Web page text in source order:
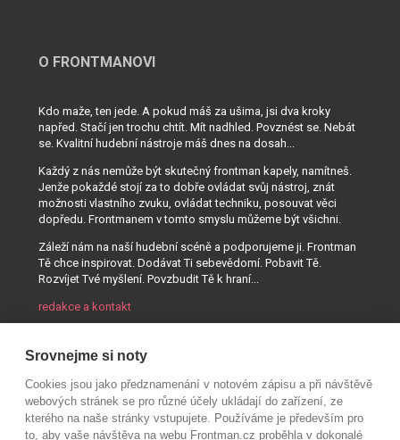
O FRONTMANOVI
Kdo maže, ten jede. A pokud máš za ušima, jsi dva kroky
napřed. Stačí jen trochu chtít. Mít nadhled. Povznést se. Nebát
se. Kvalitní hudební nástroje máš dnes na dosah...
Každý z nás nemůže být skutečný frontman kapely, namítneš.
Jenže pokaždé stojí za to dobře ovládat svůj nástroj, znát
možnosti vlastního zvuku, ovládat techniku, posouvat věci
dopředu. Frontmanem v tomto smyslu můžeme být všichni.
Záleží nám na naší hudební scéně a podporujeme ji. Frontman
Tě chce inspirovat. Dodávat Ti sebevědomí. Pobavit Tě.
Rozvíjet Tvé myšlení. Povzbudit Tě k hraní...
redakce a kontakt
Srovnejme si noty
Cookies jsou jako předznamenání v notovém zápisu a při návštěvě
webových stránek se pro různé účely ukládají do zařízení, ze
kterého na naše stránky vstupujete. Používáme je především pro
to, aby vaše návštěva na webu Frontman.cz proběhla v dokonalé